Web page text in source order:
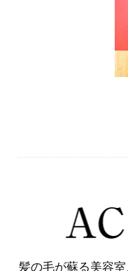
髪の毛が蘇る美容